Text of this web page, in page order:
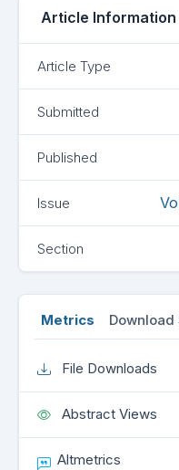
Article Information
Article Type
Submitted
Published
Issue
Section
Metrics
File Downloads
Abstract Views
Altmetrics